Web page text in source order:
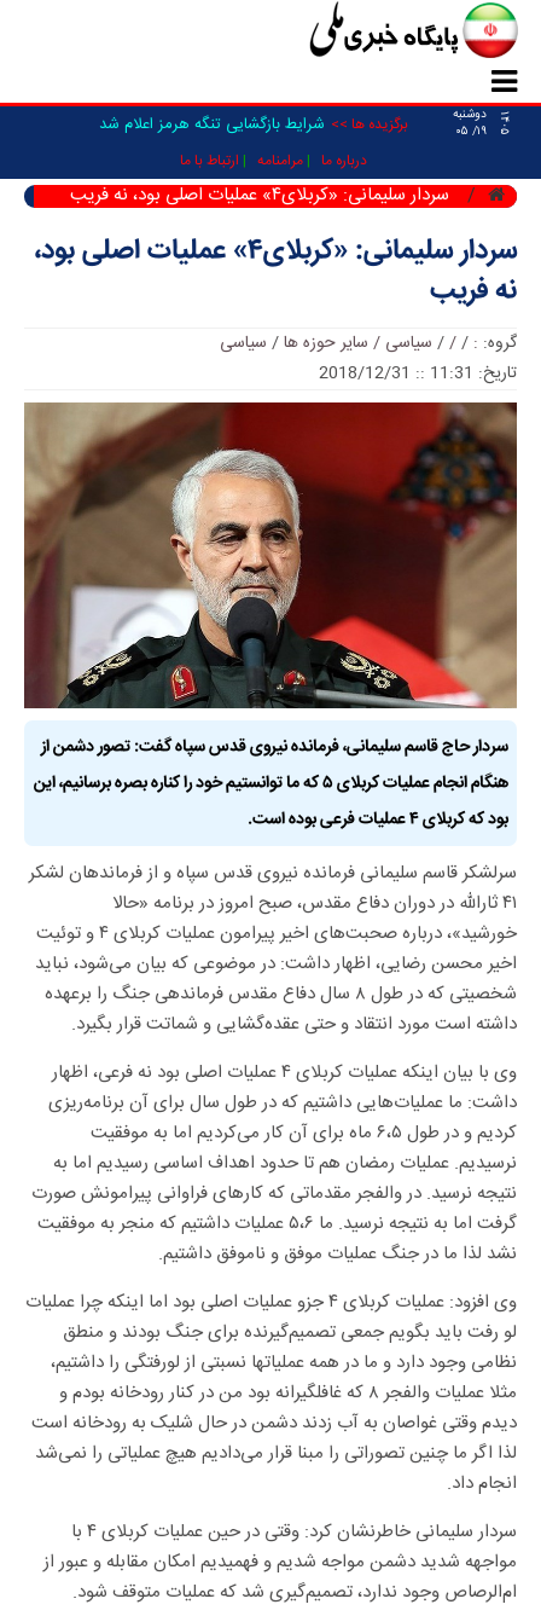
۱۴۰۵
دوشنبه
۱۹/ ۰۵
برگزیده ها >> شرایط بازگشایی تنگه هرمز اعلام شد
درباره ما مرامنامه ارتباط با ما
سردار سلیمانی: «کربلای۴» عملیات اصلی بود، نه فریب
سردار سلیمانی: «کربلای۴» عملیات اصلی بود،
نه فریب
گروه: :
/
/
/ سیاسی / سایر حوزه ها/ سیاسی
تاریخ: 11:31 :: 2018/12/31
سردار حاج قاسم سلیمانی، فرمانده نیروی قدس سپاه گفت: تصور دشمن از
هنگام انجام عملیات کربلای ۵ که ما توانستیم خود را کناره بصره برسانیم، این
بود که کربلای ۴ عملیات فرعی بوده است.
سرلشکر قاسم سلیمانی فرمانده نیروی قدس سپاه و از فرماندهان لشکر
۴۱ ثارالله در دوران دفاع مقدس، صبح امروز در برنامه «حالا
خورشید»، درباره صحبت‌های اخیر پیرامون عملیات کربلای ۴ و توئیت
اخیر محسن رضایی، اظهار داشت: در موضوعی که بیان می‌شود، نباید
شخصیتی که در طول ۸ سال دفاع مقدس فرماندهی جنگ را برعهده
داشته است مورد انتقاد و حتی عقده‌گشایی و شماتت قرار بگیرد.
وی با بیان اینکه عملیات کربلای ۴ عملیات اصلی بود نه فرعی، اظهار
داشت: ما عملیات‌هایی داشتیم که در طول سال برای آن برنامه‌ریزی
کردیم و در طول ۶،۵ ماه برای آن کار می‌کردیم اما به موفقیت
نرسیدیم. عملیات رمضان هم تا حدود اهداف اساسی رسیدیم اما به
نتیجه نرسید. در والفجر مقدماتی که کارهای فراوانی پیرامونش صورت
گرفت اما به نتیجه نرسید. ما ۵،۶ عملیات داشتیم که منجر به موفقیت
نشد لذا ما در جنگ عملیات موفق و ناموفق داشتیم.
وی افزود: عملیات کربلای ۴ جزو عملیات اصلی بود اما اینکه چرا عملیات
لو رفت باید بگویم جمعی تصمیم‌گیرنده برای جنگ بودند و منطق
نظامی وجود دارد و ما در همه عملیاتها نسبتی از لورفتگی را داشتیم،
مثلا عملیات والفجر ۸ که غافلگیرانه بود من در کنار رودخانه بودم و
دیدم وقتی غواصان به آب زدند دشمن در حال شلیک به رودخانه است
لذا اگر ما چنین تصوراتی را مبنا قرار می‌دادیم هیچ عملیاتی را نمی‌شد
انجام داد.
سردار سلیمانی خاطرنشان کرد: وقتی در حین عملیات کربلای ۴ با
مواجهه شدید دشمن مواجه شدیم و فهمیدیم امکان مقابله و عبور از
ام‌الرصاص وجود ندارد، تصمیم‌گیری شد که عملیات متوقف شود.